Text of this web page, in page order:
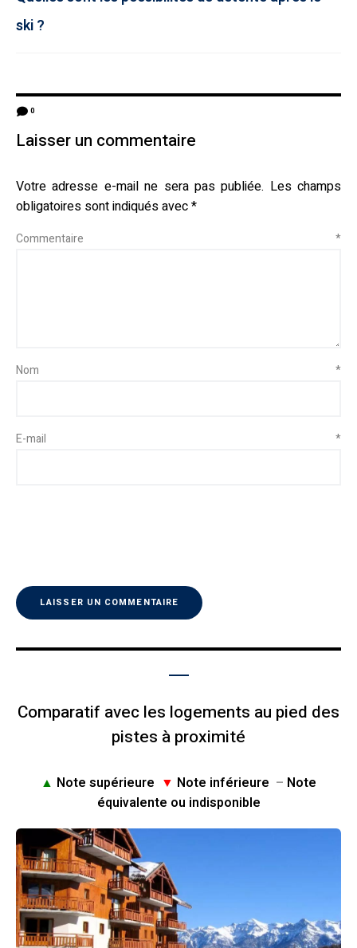
ski ?
0
Laisser un commentaire
Votre adresse e-mail ne sera pas publiée. Les champs
obligatoires sont indiqués avec*
Commentaire *
Nom *
E-mail *
Comparatif avec les logements au pied des
pistes à proximité
▲ Note supérieure ▼ Note inférieure – Note
équivalente ou indisponible